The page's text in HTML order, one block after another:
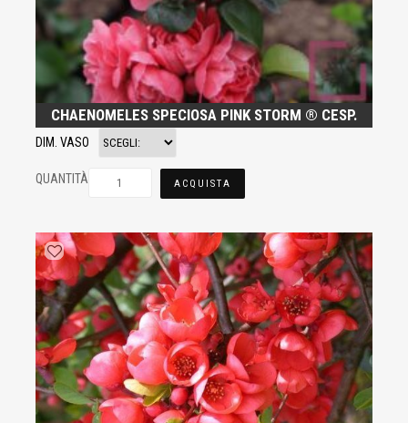
CHAENOMELES SPECIOSA PINK STORM ® CESP.
DIM. VASO
QUANTITÀ ACQUISTA